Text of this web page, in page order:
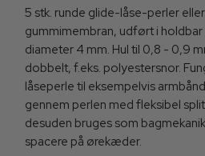
5 stk. runde glide-låse-perler
gummimembran, udført i
diameter 4 mm. Hul til 0,8 - 0,9
dobbelt, f.eks. polyestersnor.
låseperle til eksempelvis
gennem perlen med fleksibel
desuden bruges som
spacere på ørekæder.